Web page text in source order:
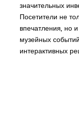
значительных
Посетители не
впечатления, но
музейных
интерактивных